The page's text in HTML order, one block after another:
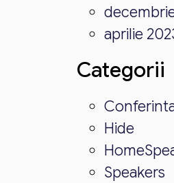
aprilie
Categorii
Hide
Speakers